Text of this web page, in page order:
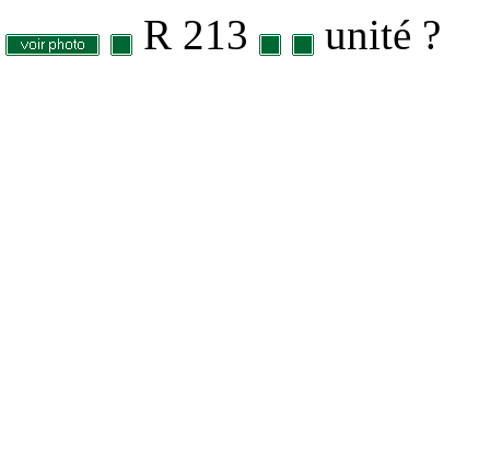
R 213 unité ?